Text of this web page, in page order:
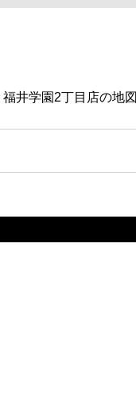
井学園2丁目店の地